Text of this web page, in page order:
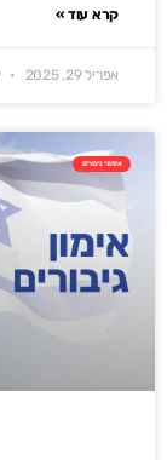
קרא עוד »
אפריל 29, 2025
אימוני גיבורים